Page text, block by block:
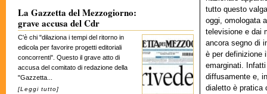
La Gazzetta del Mezzogiorno:
grave accusa del Cdr
C'è chi "dilaziona i tempi del ritorno in
edicola per favorire progetti editoriali
concorrenti". Questo il grave atto di
accusa del comitato di redazione della
"Gazzetta...
[Leggi tutto]
tutto questo
oggi, omologata
televisione e dai
ancora segno di
è per definizione
emarginati.
diffusamente e,
dialetto è pratica